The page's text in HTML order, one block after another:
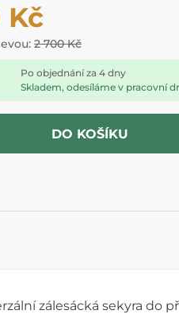
Kč
2 700 Kč
Po objednání za 4 dny
Skladem, odesíláme v pracovní
DO KOŠÍKU
zálesácká sekyra do